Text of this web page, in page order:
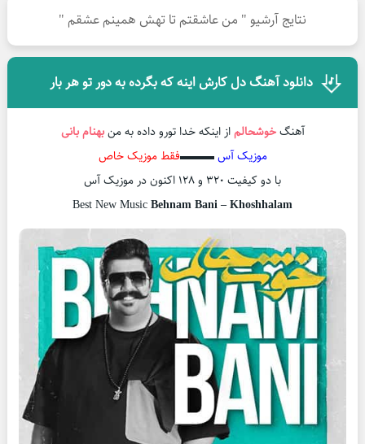
نتایج آرشیو " من عاشقتم تا تهش همینم عشقم "
دانلود آهنگ دل کارش اینه که بگرده به دور تو هر بار
آهنگخوشحالماز اینکه خدا تورو داده به منبهنام بانی
موزیک آس▬▬▬فقط موزیک خاص
با دو کیفیت ۳۲۰ و ۱۲۸ اکنون در موزیک آس
Best New MusicBehnam Bani – Khoshhalam